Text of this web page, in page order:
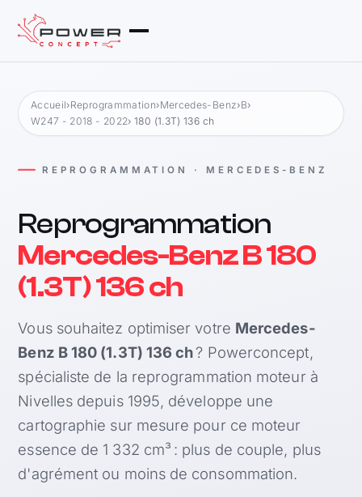
Accueil›Reprogrammation›Mercedes-Benz›B›
W247 - 2018 - 2022› 180 (1.3T) 136 ch
REPROGRAMMATION · MERCEDES-BENZ
Reprogrammation
Mercedes-Benz B 180
(1.3T) 136 ch
Vous souhaitez optimiser votre Mercedes-
Benz B 180 (1.3T) 136 ch? Powerconcept,
spécialiste de la reprogrammation moteur à
Nivelles depuis 1995, développe une
cartographie sur mesure pour ce moteur
essence de 1 332 cm³ : plus de couple, plus
d'agrément ou moins de consommation.